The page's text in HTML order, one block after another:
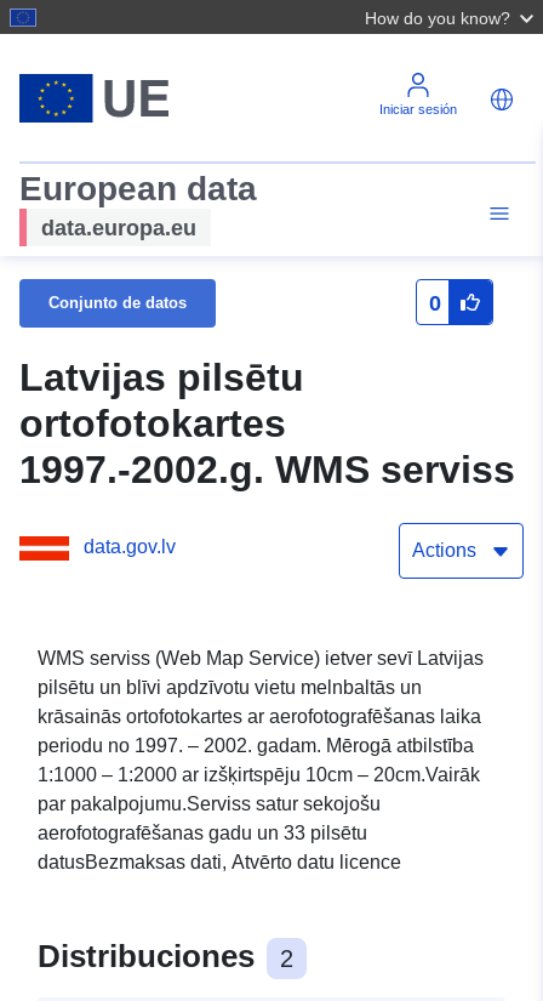
How do you know?
Iniciar sesión
European data
data.europa.eu
Conjunto de datos 0
Latvijas pilsētu
ortofotokartes
1997.-2002.g. WMS serviss
data.gov.lv Actions
WMS serviss (Web Map Service) ietver sevī Latvijas
pilsētu un blīvi apdzīvotu vietu melnbaltās un
krāsainās ortofotokartes ar aerofotografēšanas laika
periodu no 1997. – 2002. gadam. Mērogā atbilstība
1:1000 – 1:2000 ar izšķirtspēju 10cm – 20cm.Vairāk
par pakalpojumu.Serviss satur sekojošu
aerofotografēšanas gadu un 33 pilsētu
datusBezmaksas dati, Atvērto datu licence
Distribuciones 2